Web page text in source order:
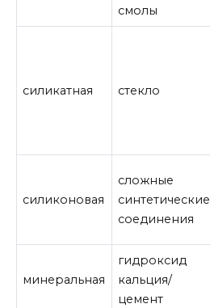
смолы
силикатная стекло
силиконовая
сложные
синтетические
соединения
минеральная
гидроксид
кальция/
цемент